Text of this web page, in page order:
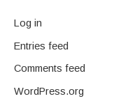
Log in
Entries feed
Comments feed
WordPress.org